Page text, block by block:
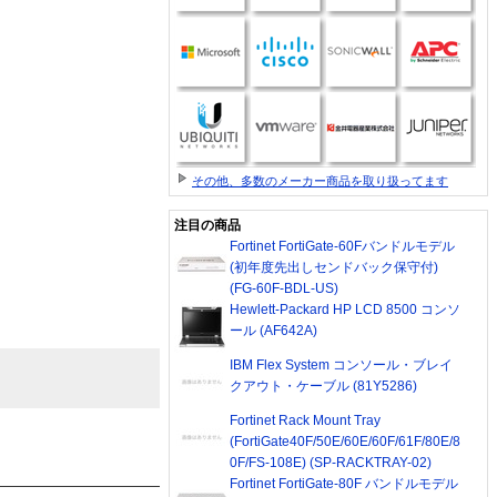
その他、多数のメーカー商品を取り扱ってます
注目の商品
Fortinet FortiGate-60Fバンドルモデル
(初年度先出しセンドバック保守付)
(FG-60F-BDL-US)
Hewlett-Packard HP LCD 8500 コンソ
ール (AF642A)
IBM Flex System コンソール・ブレイ
クアウト・ケーブル (81Y5286)
Fortinet Rack Mount Tray
(FortiGate40F/50E/60E/60F/61F/80E/8
0F/FS-108E) (SP-RACKTRAY-02)
Fortinet FortiGate-80F バンドルモデル